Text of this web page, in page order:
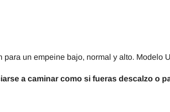
para un empeine bajo, normal y alto. Modelo
a caminar como si fueras descalzo o